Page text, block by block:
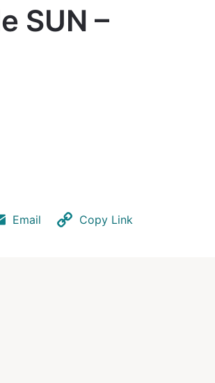
SUN –
Email Copy Link